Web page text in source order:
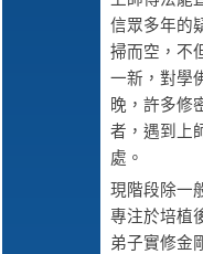
信眾多年的
掃而空，不
一新，對學
晚，許多修
者，遇到上
處。
現階段除一
專注於培植
弟子實修金